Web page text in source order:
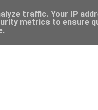
traffic. Your IP
metrics to ensure